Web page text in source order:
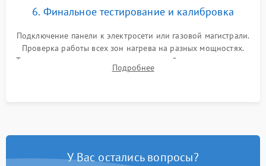
6. Финальное тестирование и калибровка
Подключение панели к электросети или газовой магистрали.
Проверка работы всех зон нагрева на разных мощностях.
Тестирование сенсорного управления, таймера, индикаторов
остаточного тепла и систем защиты от перегрева.
Подробнее
У Вас остались вопросы?